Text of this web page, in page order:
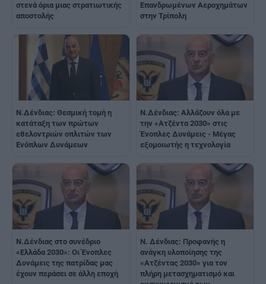
στενά όρια μιας στρατιωτικής
αποστολής
Επανδρωμένων Αεροχημάτων
στην Τρίπολη
Ν.Δένδιας: Θεσμική τομή η
κατάταξη των πρώτων
εθελοντριών οπλιτών των
Ενόπλων Δυνάμεων
Ν.Δένδιας: Αλλάζουν όλα με
την «Ατζέντα 2030» στις
Ένοπλες Δυνάμεις - Μέγας
εξομοιωτής η τεχνολογία
Ν.Δένδιας στο συνέδριο
«Ελλάδα 2030»: Οι Ένοπλες
Δυνάμεις της πατρίδας μας
έχουν περάσει σε άλλη εποχή
Ν. Δένδιας: Προφανής η
ανάγκη υλοποίησης της
«Ατζέντας 2030» για τον
πλήρη μετασχηματισμό και